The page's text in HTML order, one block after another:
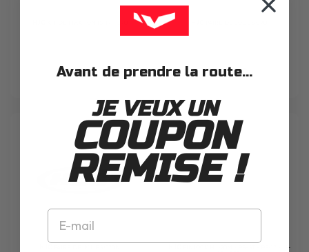
16.00€ 30.00€
PINLOCK HJ-20M - FG-ST - FG-17 - IS-
Avant de prendre la route...
JE VEUX UN
COUPON
REMISE !